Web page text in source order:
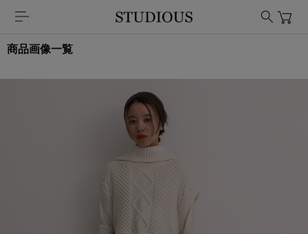
商品画像一覧